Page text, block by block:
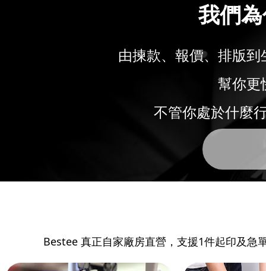
我們
由揀款、報價、排版
幫你更
不管你處於什麼
Bestee 真正自家廠房直營，支援1件起印及急